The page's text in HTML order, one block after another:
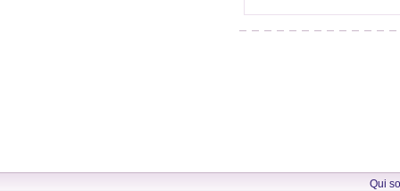
Qui